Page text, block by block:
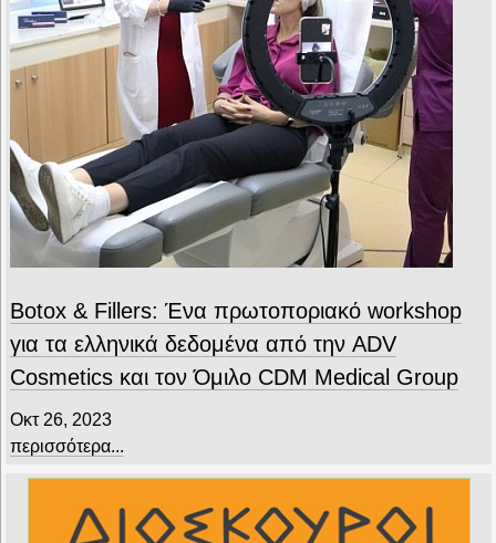
Botox & Fillers: Ένα πρωτοποριακό workshop
για τα ελληνικά δεδομένα από την ADV
Cosmetics και τον Όμιλο CDM Medical Group
Οκτ 26, 2023
περισσότερα...